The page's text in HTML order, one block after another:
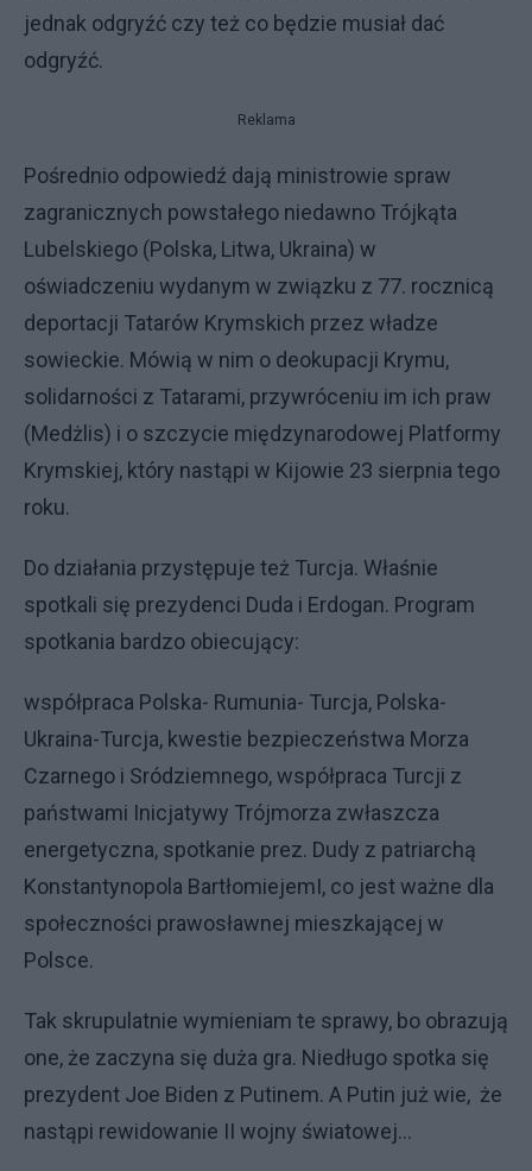
jednak odgryźć czy też co będzie musiał dać
odgryźć.
Reklama
Pośrednio odpowiedź dają ministrowie spraw
zagranicznych powstałego niedawno Trójkąta
Lubelskiego (Polska, Litwa, Ukraina) w
oświadczeniu wydanym w związku z 77. rocznicą
deportacji Tatarów Krymskich przez władze
sowieckie. Mówią w nim o deokupacji Krymu,
solidarności z Tatarami, przywróceniu im ich praw
(Medżlis) i o szczycie międzynarodowej Platformy
Krymskiej, który nastąpi w Kijowie 23 sierpnia tego
roku.
Do działania przystępuje też Turcja. Właśnie
spotkali się prezydenci Duda i Erdogan. Program
spotkania bardzo obiecujący:
współpraca Polska- Rumunia- Turcja, Polska-
Ukraina-Turcja, kwestie bezpieczeństwa Morza
Czarnego i Sródziemnego, współpraca Turcji z
państwami Inicjatywy Trójmorza zwłaszcza
energetyczna, spotkanie prez. Dudy z patriarchą
Konstantynopola BartłomiejemI, co jest ważne dla
społeczności prawosławnej mieszkającej w
Polsce.
Tak skrupulatnie wymieniam te sprawy, bo obrazują
one, że zaczyna się duża gra. Niedługo spotka się
prezydent Joe Biden z Putinem. A Putin już wie, że
nastąpi rewidowanie II wojny światowej...